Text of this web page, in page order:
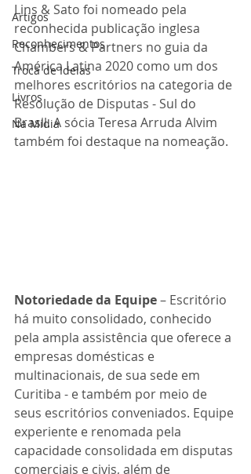
Artigos
Reconhecimentos
Troca de Ideias
Livros
Na Mídia
Lins & Sato foi nomeado pela
reconhecida publicação inglesa
Chambers & Partners no guia da
América Latina 2020 como um dos
melhores escritórios na categoria de
Resolução de Disputas - Sul do
Brasil. A sócia Teresa Arruda Alvim
também foi destaque na nomeação.
Notoriedade da Equipe – Escritório
há muito consolidado, conhecido
pela ampla assistência que oferece a
empresas domésticas e
multinacionais, de sua sede em
Curitiba - e também por meio de
seus escritórios conveniados. Equipe
experiente e renomada pela
capacidade consolidada em disputas
comerciais e civis, além de